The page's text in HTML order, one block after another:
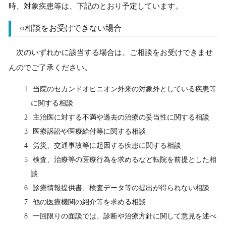
時、対象疾患等は、下記のとおり予定しています。
○相談をお受けできない場合
次のいずれかに該当する場合は、ご相談をお受けできませ
んのでご了承ください。
当院のセカンドオピニオン外来の対象外としている疾患等
に関する相談
主治医に対する不満や過去の治療の妥当性に関する相談
医療訴訟や医療給付等に関する相談
労災、交通事故等に起因する疾患に関する相談
検査、治療等の医療行為を求めるなど転院を前提とした相
談
診療情報提供書、検査データ等の提出が得られない相談
他の医療機関の紹介等を求める相談
一回限りの面談では、診断や治療方針に関して意見を述べ